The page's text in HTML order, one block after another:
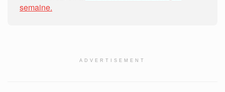
semaine.
ADVERTISEMENT